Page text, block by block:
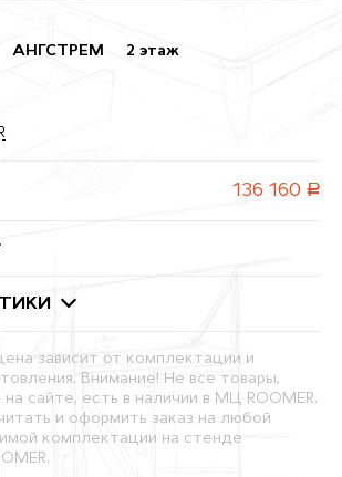
АНГСТРЕМ 2 этаж
136 160 руб.
зависит от комплектации и
Внимание! Не все товары,
сайте, есть в наличии в МЦ ROOMER.
и оформить заказ на любой
комплектации на стенде